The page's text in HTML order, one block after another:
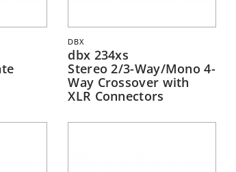
DBX
dbx 234xs
Stereo 2/3-Way/Mono 4-
Way Crossover with
XLR Connectors